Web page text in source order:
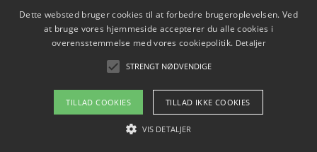
Sådan kan online møder for virksomheder fremme
grønne investeringer
Copyright 2026 - Pilanto Aps
Om / kontakt
Dette websted bruger cookies til at forbedre brugeroplevelsen. Ved
at bruge vores hjemmeside accepterer du alle cookies i
overensstemmelse med vores cookiepolitik. Detaljer
STRENGT NØDVENDIGE
TILLAD COOKIES TILLAD IKKE COOKIES
VIS DETALJER